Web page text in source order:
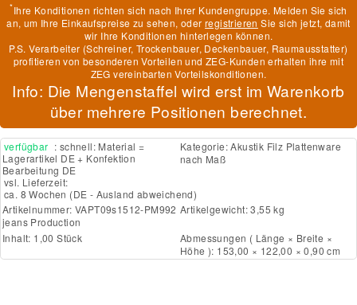
*Ihre Konditionen richten sich nach Ihrer Kundengruppe. Melden Sie sich
an, um Ihre Einkaufspreise zu sehen, oderregistrieren Sie sich jetzt, damit
wir Ihre Konditionen hinterlegen können.
P.S. Verarbeiter (Schreiner, Trockenbauer, Deckenbauer, Raumausstatter)
profitieren von besonderen Vorteilen und ZEG-Kunden erhalten ihre mit
ZEG vereinbarten Vorteilskonditionen.
Info: Die Mengenstaffel wird erst im Warenkorb
über mehrere Positionen berechnet.
verfügbar : schnell: Material =
Lagerartikel DE + Konfektion
Bearbeitung DE
vsl. Lieferzeit:
ca. 8 Wochen (DE - Ausland abweichend)
Kategorie:Akustik Filz Plattenware
nach Maß
Artikelnummer: VAPT09s1512-PM992
jeans Production
Artikelgewicht: 3,55 kg
Inhalt: 1,00 Stück
Abmessungen ( Länge × Breite ×
Höhe ): 153,00 × 122,00 × 0,90 cm